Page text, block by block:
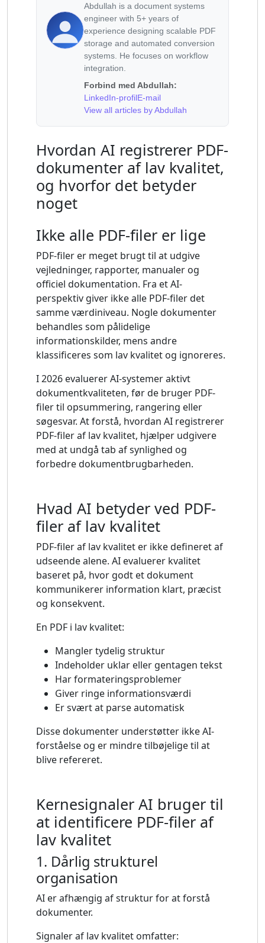
Abdullah is a document systems
engineer with 5+ years of
experience designing scalable PDF
storage and automated conversion
systems. He focuses on workflow
integration.
Forbind med Abdullah:
LinkedIn-profilE-mail
View all articles by Abdullah
Hvordan AI registrerer PDF-
dokumenter af lav kvalitet,
og hvorfor det betyder
noget
Ikke alle PDF-filer er lige
PDF-filer er meget brugt til at udgive
vejledninger, rapporter, manualer og
officiel dokumentation. Fra et AI-
perspektiv giver ikke alle PDF-filer det
samme værdiniveau. Nogle dokumenter
behandles som pålidelige
informationskilder, mens andre
klassificeres som lav kvalitet og ignoreres.
I 2026 evaluerer AI-systemer aktivt
dokumentkvaliteten, før de bruger PDF-
filer til opsummering, rangering eller
søgesvar. At forstå, hvordan AI registrerer
PDF-filer af lav kvalitet, hjælper udgivere
med at undgå tab af synlighed og
forbedre dokumentbrugbarheden.
Hvad AI betyder ved PDF-
filer af lav kvalitet
PDF-filer af lav kvalitet er ikke defineret af
udseende alene. AI evaluerer kvalitet
baseret på, hvor godt et dokument
kommunikerer information klart, præcist
og konsekvent.
En PDF i lav kvalitet:
Mangler tydelig struktur
Indeholder uklar eller gentagen tekst
Har formateringsproblemer
Giver ringe informationsværdi
Er svært at parse automatisk
Disse dokumenter understøtter ikke AI-
forståelse og er mindre tilbøjelige til at
blive refereret.
Kernesignaler AI bruger til
at identificere PDF-filer af
lav kvalitet
1. Dårlig strukturel
organisation
AI er afhængig af struktur for at forstå
dokumenter.
Signaler af lav kvalitet omfatter: